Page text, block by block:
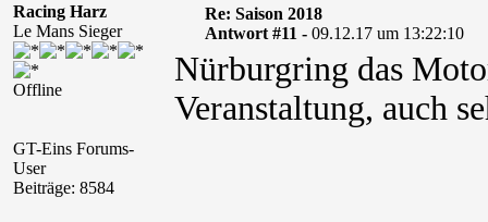
Racing Harz
Le Mans Sieger
Offline
GT-Eins Forums-
User
Beiträge: 8584
Re: Saison 2018
Antwort #11 - 09.12.17 um 13:22:10
Nürburgring das
Veranstaltung, auch